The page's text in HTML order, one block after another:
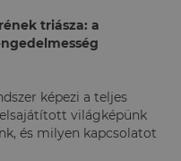
triásza: a
képezi a teljes
világképünk
és milyen kapcsolatot